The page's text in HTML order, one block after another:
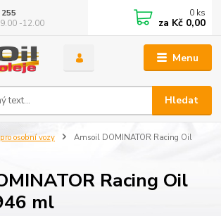
Menu
Hledat
-12.00
0 ks
za Kč 0,00
osobní vozy
Amsoil DOMINATOR Racing Oil
Racing Oil
ml